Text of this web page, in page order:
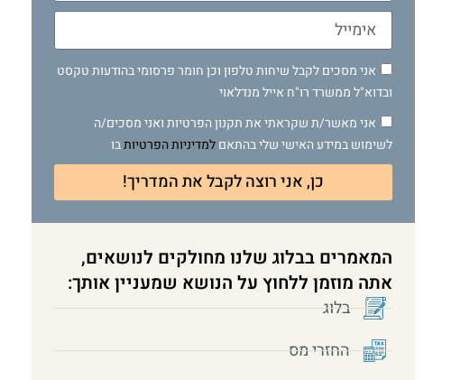
אני מסכים לקבל שיחות טלפון וכן חומר פרסומי בהודעות טקסט
ובדוא"ל ממשרד רו"ח אייל מנדלאוי
אני מאשר/ת שקראתי את תקנון הפרטיות ואני מסכים/ה
לשימוש במידע האישי שלי בהתאםלמדיניות הפרטיותבו
כן, אני רוצה לקבל את המדריך!
המאמרים בבלוג שלנו מחולקים לנושאים,
אתה מוזמן ללחוץ על הנושא שמעניין אותך:
בלוג
החזרי מס